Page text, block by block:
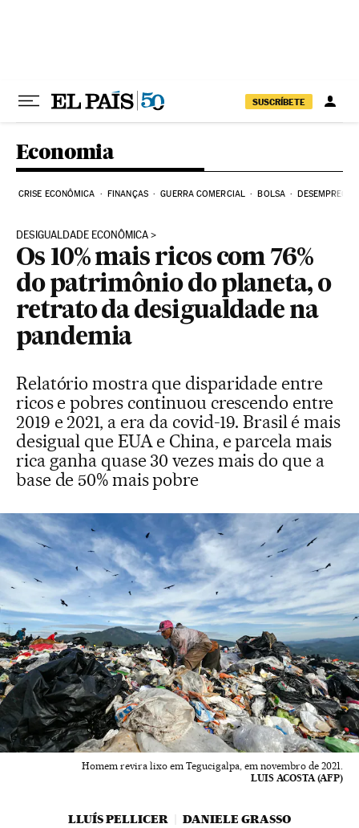
SUSCRÍBETE
Economia
CRISE ECONÔMICA FINANÇAS GUERRA COMERCIAL BOLSA DESEMPREGO
DESIGUALDADE ECONÔMICA
Os 10% mais ricos com 76%
do patrimônio do planeta, o
retrato da desigualdade na
pandemia
Relatório mostra que disparidade entre
ricos e pobres continuou crescendo entre
2019 e 2021, a era da covid-19. Brasil é mais
desigual que EUA e China, e parcela mais
rica ganha quase 30 vezes mais do que a
base de 50% mais pobre
Homem revira lixo em Tegucigalpa, em novembro de 2021.
LUIS ACOSTA (AFP)
LLUÍS PELLICER DANIELE GRASSO